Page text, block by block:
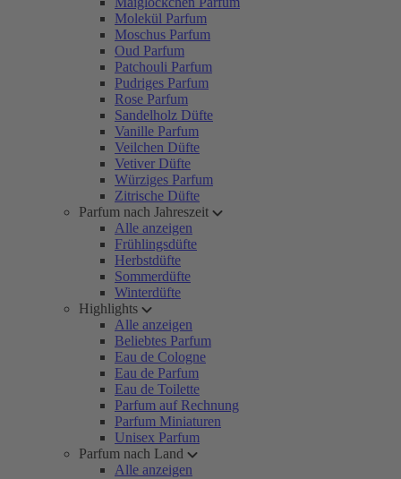
Molekül Parfum
Moschus Parfum
Oud Parfum
Patchouli Parfum
Pudriges Parfum
Rose Parfum
Sandelholz Düfte
Vanille Parfum
Veilchen Düfte
Vetiver Düfte
Würziges Parfum
Zitrische Düfte
Parfum nach Jahreszeit
Alle anzeigen
Frühlingsdüfte
Herbstdüfte
Sommerdüfte
Winterdüfte
Highlights
Alle anzeigen
Beliebtes Parfum
Eau de Cologne
Eau de Parfum
Eau de Toilette
Parfum auf Rechnung
Parfum Miniaturen
Unisex Parfum
Parfum nach Land
Alle anzeigen